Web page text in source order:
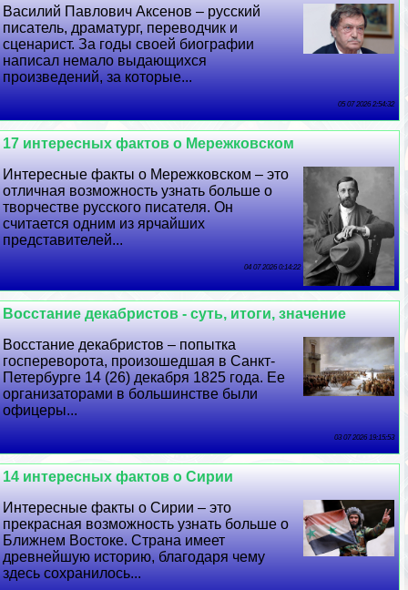
Василий Павлович Аксенов – русский
писатель, драматург, переводчик и
сценарист. За годы своей биографии
написал немало выдающихся
произведений, за которые...
05 07 2026 2:54:32
17 интересных фактов о Мережковском
Интересные факты о Мережковском – это
отличная возможность узнать больше о
творчестве русского писателя. Он
считается одним из ярчайших
представителей...
04 07 2026 0:14:22
Восстание декабристов - суть, итоги, значение
Восстание декабристов – попытка
госпереворота, произошедшая в Санкт-
Петербурге 14 (26) декабря 1825 года. Ее
организаторами в большинстве были
офицеры...
03 07 2026 19:15:53
14 интересных фактов о Сирии
Интересные факты о Сирии – это
прекрасная возможность узнать больше о
Ближнем Востоке. Страна имеет
древнейшую историю, благодаря чему
здесь сохранилось...